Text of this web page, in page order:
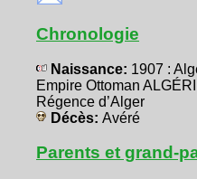
Chronologie
Naissance: 1907 :
Empire Ottoman
Régence d’Alger
Décès: Avéré
Parents et grand-